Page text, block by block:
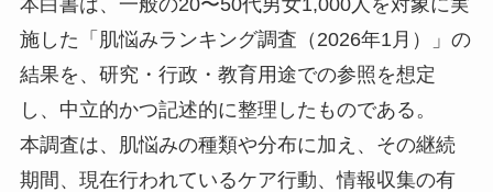
施した「肌悩みランキング調査（2026年1月）」の
結果を、研究・行政・教育用途での参照を想定
し、中立的かつ記述的に整理したものである。
本調査は、肌悩みの種類や分布に加え、その継続
期間、現在行われているケア行動、情報収集の有